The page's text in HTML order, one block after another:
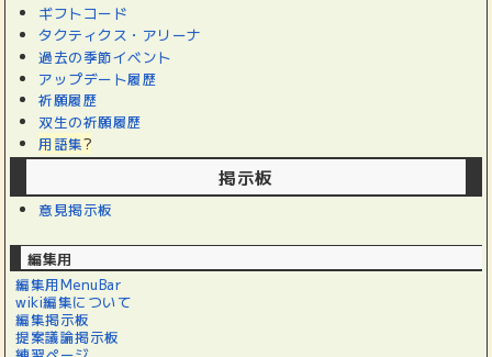
ギフトコード
タクティクス・アリーナ
過去の季節イベント
アップデート履歴
祈願履歴
双生の祈願履歴
用語集?
掲示板
意見掲示板
編集用
編集用MenuBar
wiki編集について
編集掲示板
提案議論掲示板